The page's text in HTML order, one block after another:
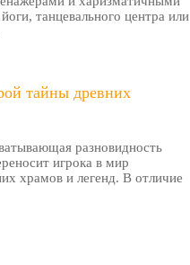
танцевального центра или
тайны древних
разновидность
игрока в мир
храмов и легенд. В отличие